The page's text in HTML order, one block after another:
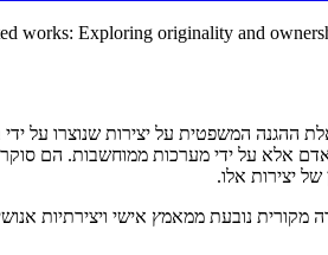
works: Exploring originality and
אלא על ידי מערכות ממוחשבות. הם
יצירות אלו.
מקורית נובעת ממאמץ אישי ויצירתיות